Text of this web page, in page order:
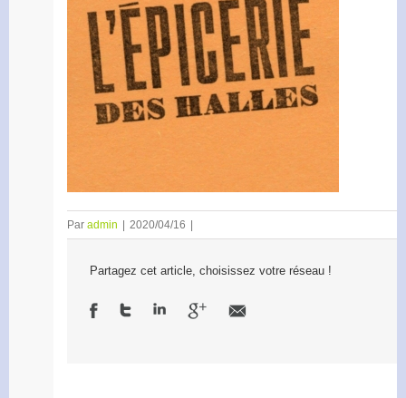
Par admin 2020/04/16
Partagez cet article, choisissez votre réseau !